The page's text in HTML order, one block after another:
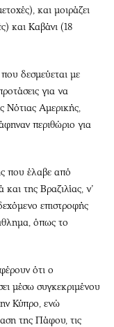
και μοιράζει
και Καβάνι (18
δεσμεύεται με
για να
Νότιας Αμερικής,
περιθώριο για
που έλαβε από
της Βραζιλίας, ν’
επιστροφής
όπως το
ότι ο
μέσω συγκεκριμένου
Κύπρο, ενώ
της Πάφου, τις